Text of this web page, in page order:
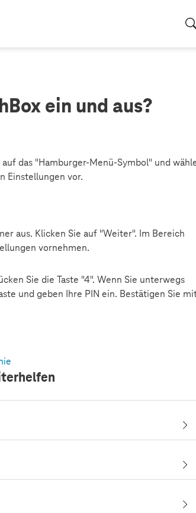
ein und aus?
das "Hamburger-Menü-Symbol" und
Einstellungen vor.
aus. Klicken Sie auf "Weiter". Im Bereich
vornehmen.
Sie die Taste "4". Wenn Sie unterwegs
und geben Ihre PIN ein. Bestätigen Sie